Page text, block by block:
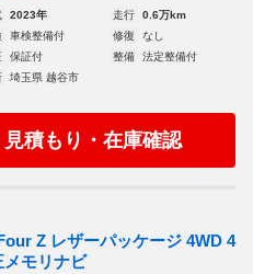
2023年 走行
0.6万km
車検整備付 修復
なし
保証付 整備
法定整備付
埼玉県 越谷市
見積もり・在庫確認
Z レザーパッケージ 4WD 4
モリナビ